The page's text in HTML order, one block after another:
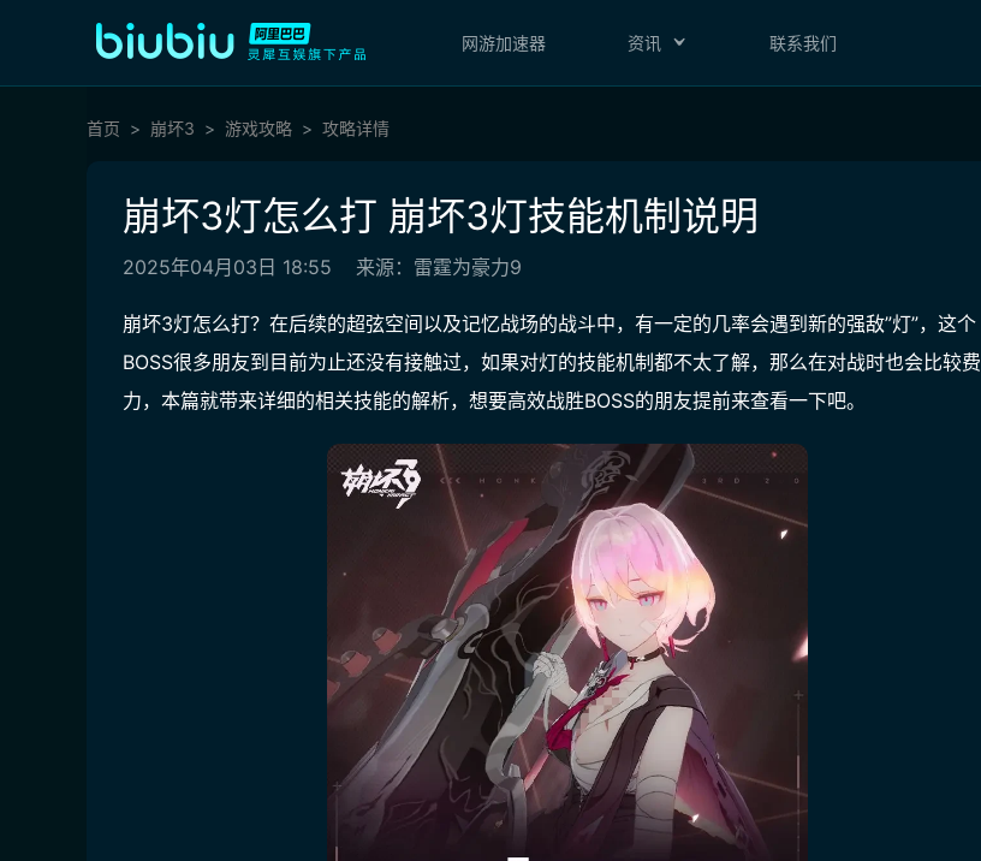
网游加速器 资讯 联系我们
首页 崩坏3 游戏攻略 攻略详情
崩坏3灯怎么打 崩坏3灯技能机制说明
2025年04月03日 18:55 来源：雷霆为豪力9
崩坏3灯怎么打？在后续的超弦空间以及记忆战场的战斗中，有一定的几率会遇到新的强敌”灯”，这个
BOSS很多朋友到目前为止还没有接触过，如果对灯的技能机制都不太了解，那么在对战时也会比较费
力，本篇就带来详细的相关技能的解析，想要高效战胜BOSS的朋友提前来查看一下吧。